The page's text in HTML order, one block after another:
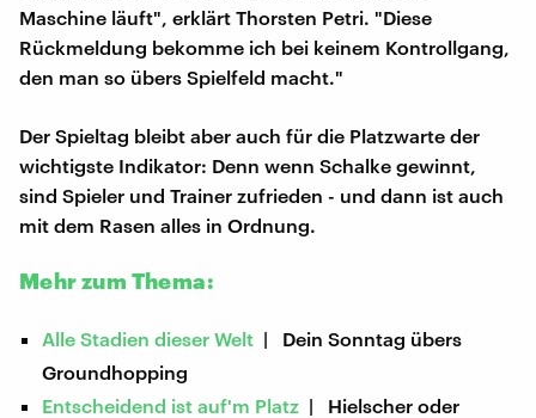
Maschine läuft", erklärt Thorsten Petri. "Diese
Rückmeldung bekomme ich bei keinem Kontrollgang,
den man so übers Spielfeld macht."
Der Spieltag bleibt aber auch für die Platzwarte der
wichtigste Indikator: Denn wenn Schalke gewinnt,
sind Spieler und Trainer zufrieden - und dann ist auch
mit dem Rasen alles in Ordnung.
Mehr zum Thema:
Alle Stadien dieser Welt | Dein Sonntag übers
Groundhopping
Entscheidend ist auf'm Platz | Hielscher oder